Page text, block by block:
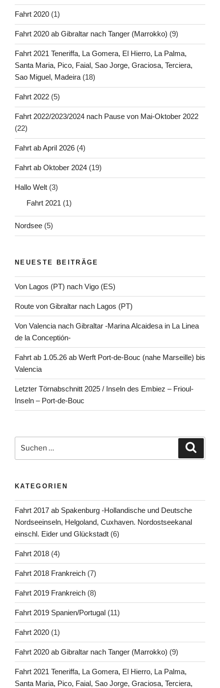
Fahrt 2020 (1)
Fahrt 2020 ab Gibraltar nach Tanger (Marrokko) (9)
Fahrt 2021 Teneriffa, La Gomera, El Hierro, La Palma,
Santa Maria, Pico, Faial, Sao Jorge, Graciosa, Terciera,
Sao Miguel, Madeira (18)
Fahrt 2022 (5)
Fahrt 2022/2023/2024 nach Pause von Mai-Oktober 2022
(22)
Fahrt ab April 2026 (4)
Fahrt ab Oktober 2024 (19)
Hallo Welt (3)
Fahrt 2021 (1)
Nordsee (5)
NEUESTE BEITRÄGE
Von Lagos (PT) nach Vigo (ES)
Route von Gibraltar nach Lagos (PT)
Von Valencia nach Gibraltar -Marina Alcaidesa in La Linea
de la Conceptión-
Fahrt ab 1.05.26 ab Werft Port-de-Bouc (nahe Marseille) bis
Valencia
Letzter Törnabschnitt 2025 / Inseln des Embiez – Frioul-
Inseln – Port-de-Bouc
nach:
KATEGORIEN
Fahrt 2017 ab Spakenburg -Hollandische und Deutsche
Nordseeinseln, Helgoland, Cuxhaven. Nordostseekanal
einschl. Eider und Glückstadt (6)
Fahrt 2018 (4)
Fahrt 2018 Frankreich (7)
Fahrt 2019 Frankreich (8)
Fahrt 2019 Spanien/Portugal (11)
Fahrt 2020 (1)
Fahrt 2020 ab Gibraltar nach Tanger (Marrokko) (9)
Fahrt 2021 Teneriffa, La Gomera, El Hierro, La Palma,
Santa Maria, Pico, Faial, Sao Jorge, Graciosa, Terciera,